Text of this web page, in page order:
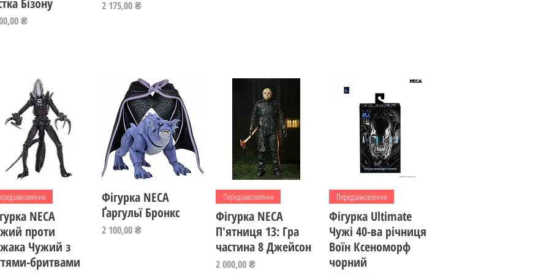
₴
Ціна
2 175,00 ₴
Швидкий перегляд
NECA
проти
Чужий з
бритвами
Швидкий перегляд
Фігурка NECA
Ґаргульї Бронкс
Ціна
2 100,00 ₴
Швидкий перегляд
Передзамовлення
Фігурка NECA
П'ятниця 13: Гра
частина 8 Джейсон
Ціна
2 000,00 ₴
Швидкий перегляд
Передзамовлення
Фігурка Ultimate
Чужі 40-ва річниця
Воїн Ксеноморф
чорний